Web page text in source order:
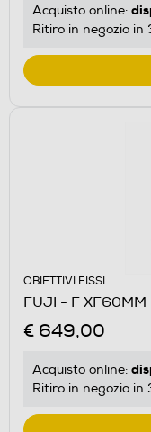
Acquisto online:
Ritiro in negozio
OBIETTIVI FISSI
FUJI - F
€ 649,00
Acquisto online:
Ritiro in negozio